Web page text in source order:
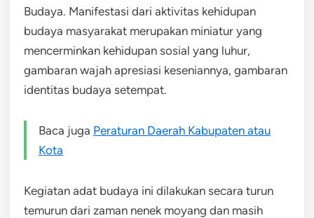
Budaya. Manifestasi dari aktivitas kehidupan
budaya masyarakat merupakan miniatur yang
mencerminkan kehidupan sosial yang luhur,
gambaran wajah apresiasi keseniannya, gambaran
identitas budaya setempat.
Baca juga Peraturan Daerah Kabupaten atau
Kota
Kegiatan adat budaya ini dilakukan secara turun
temurun dari zaman nenek moyang dan masih